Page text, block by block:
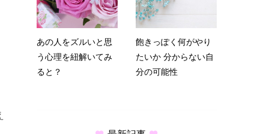
あの人をズルいと思
う心理を紐解いてみ
ると？
飽きっぽく何がやり
たいか 分からない自
分の可能性